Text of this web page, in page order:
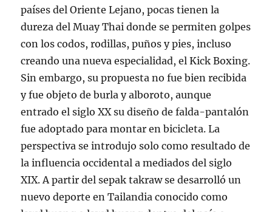
países del Oriente Lejano, pocas tienen la
dureza del Muay Thai donde se permiten golpes
con los codos, rodillas, puños y pies, incluso
creando una nueva especialidad, el Kick Boxing.
Sin embargo, su propuesta no fue bien recibida
y fue objeto de burla y alboroto, aunque
entrado el siglo XX su diseño de falda-pantalón
fue adoptado para montar en bicicleta. La
perspectiva se introdujo solo como resultado de
la influencia occidental a mediados del siglo
XIX. A partir del sepak takraw se desarrolló un
nuevo deporte en Tailandia conocido como